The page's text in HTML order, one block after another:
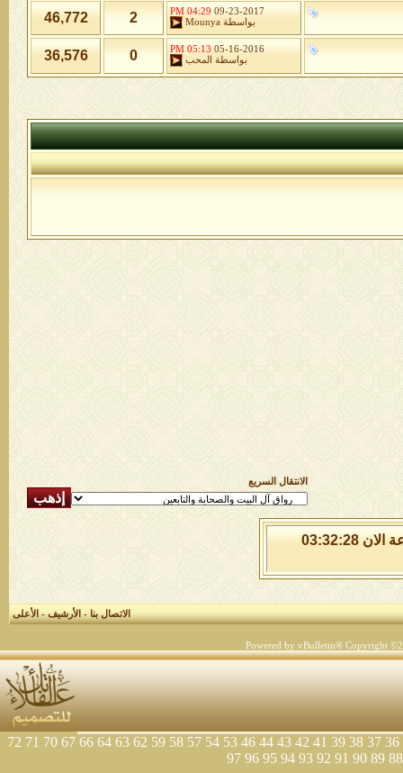
09-23-2017
04:29 PM
بواسطة Mounya
2
46,772
05-16-2016
05:13 PM
بواسطة
المحب 0
36,576
الانتقال السريع
الجمعة 7 من اغسطس 2026 , الساعة الان 03:32:28
الاتصال بنا-الأرشيف-الأعلى
Powered by vBulletin® Copyright
36
37
38
39
41
42
43
44
46
53
54
57
58
59
62
63
64
66
67
70
71
72
88
89
90
91
92
93
94
95
96
97